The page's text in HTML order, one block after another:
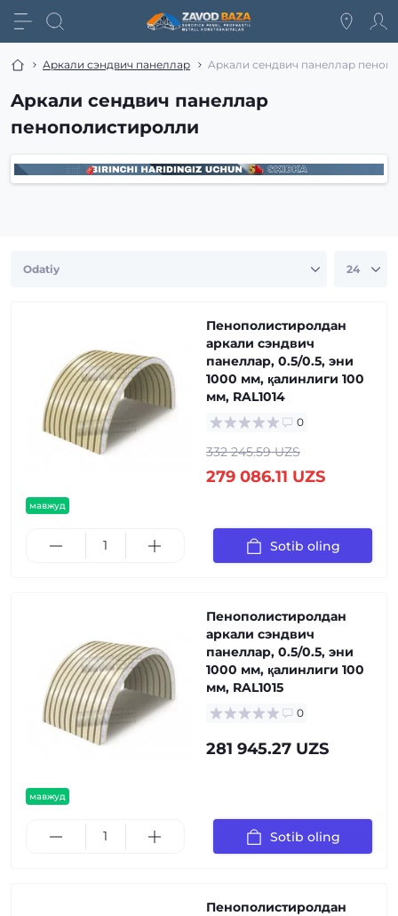
Аркали сэндвич панеллар Aркали сендвич панеллар
Aркали сендвич панеллар
пенополистиролли
мавжуд
Пенополистиролдан
аркали сэндвич
панеллар, 0.5/0.5, эни
1000 мм, қалинлиги 100
мм, RAL1014
0
332 245.59 UZS
279 086.11 UZS
Sotib oling
мавжуд
Пенополистиролдан
аркали сэндвич
панеллар, 0.5/0.5, эни
1000 мм, қалинлиги 100
мм, RAL1015
0
281 945.27 UZS
Sotib oling
Пенополистиролдан